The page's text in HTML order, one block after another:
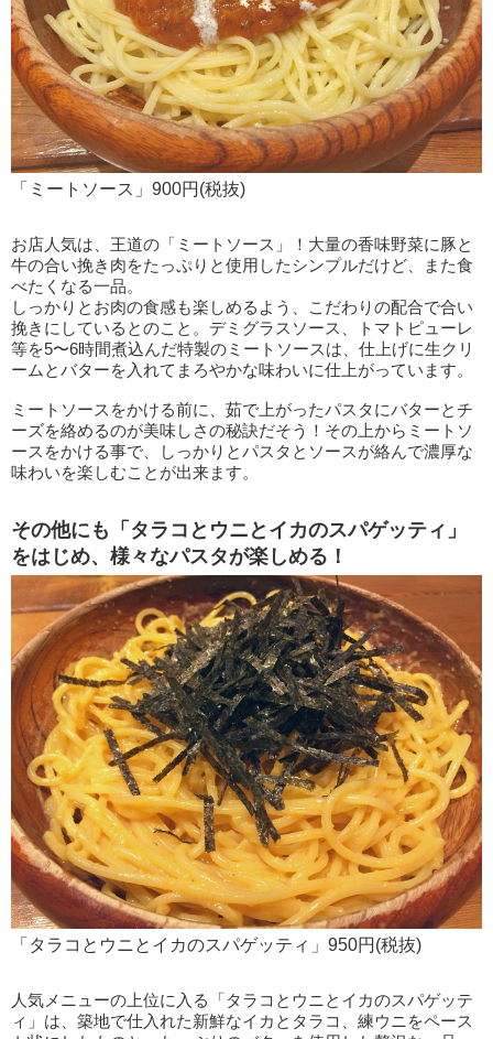
「ミートソース」900円(税抜)
お店人気は、王道の「ミートソース」！大量の香味野菜に豚と
牛の合い挽き肉をたっぷりと使用したシンプルだけど、また食
べたくなる一品。
しっかりとお肉の食感も楽しめるよう、こだわりの配合で合い
挽きにしているとのこと。デミグラスソース、トマトピューレ
等を5〜6時間煮込んだ特製のミートソースは、仕上げに生クリ
ームとバターを入れてまろやかな味わいに仕上がっています。
ミートソースをかける前に、茹で上がったパスタにバターとチ
ーズを絡めるのが美味しさの秘訣だそう！その上からミートソ
ースをかける事で、しっかりとパスタとソースが絡んで濃厚な
味わいを楽しむことが出来ます。
その他にも「タラコとウニとイカのスパゲッティ」
をはじめ、様々なパスタが楽しめる！
「タラコとウニとイカのスパゲッティ」950円(税抜)
人気メニューの上位に入る「タラコとウニとイカのスパゲッテ
ィ」は、築地で仕入れた新鮮なイカとタラコ、練ウニをペース